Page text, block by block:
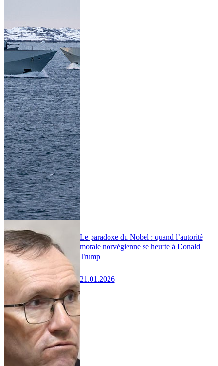
Le paradoxe du Nobel : quand l’autorité
morale norvégienne se heurte à Donald
Trump
21.01.2026